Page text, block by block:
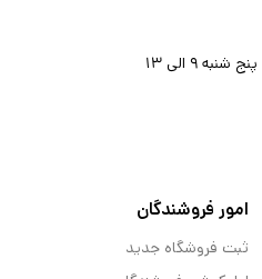
امور فروشندگان
ثبت فروشگاه جدید